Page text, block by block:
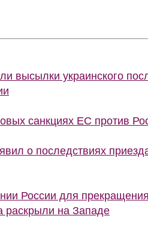
высылки украинского
санкциях ЕС против
о последствиях
России для
раскрыли на Западе